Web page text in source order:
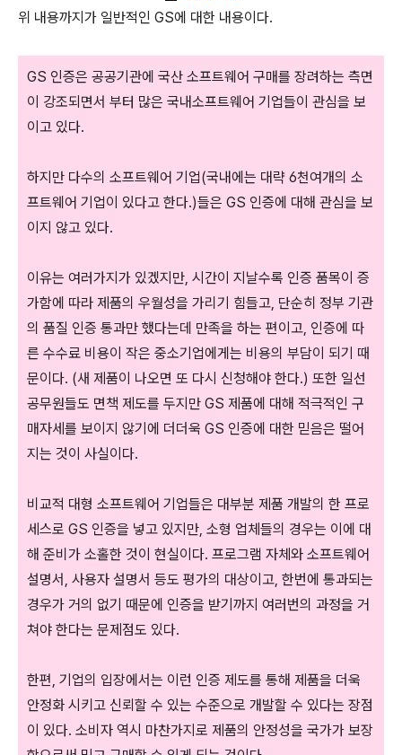
위 내용까지가 일반적인 GS에 대한 내용이다.
GS 인증은 공공기관에 국산 소프트웨어 구매를 장려하는 측면
이 강조되면서 부터 많은 국내소프트웨어 기업들이 관심을 보
이고 있다.
하지만 다수의 소프트웨어 기업(국내에는 대략 6천여개의 소
프트웨어 기업이 있다고 한다.)들은 GS 인증에 대해 관심을 보
이지 않고 있다.
이유는 여러가지가 있겠지만, 시간이 지날수록 인증 품목이 증
가함에 따라 제품의 우월성을 가리기 힘들고, 단순히 정부 기관
의 품질 인증 통과만 했다는데 만족을 하는 편이고, 인증에 따
른 수수료 비용이 작은 중소기업에게는 비용의 부담이 되기 때
문이다. (새 제품이 나오면 또 다시 신청해야 한다.) 또한 일선
공무원들도 면책 제도를 두지만 GS 제품에 대해 적극적인 구
매자세를 보이지 않기에 더더욱 GS 인증에 대한 믿음은 떨어
지는 것이 사실이다.
비교적 대형 소프트웨어 기업들은 대부분 제품 개발의 한 프로
세스로 GS 인증을 넣고 있지만, 소형 업체들의 경우는 이에 대
해 준비가 소홀한 것이 현실이다. 프로그램 자체와 소프트웨어
설명서, 사용자 설명서 등도 평가의 대상이고, 한번에 통과되는
경우가 거의 없기 때문에 인증을 받기까지 여러번의 과정을 거
쳐야 한다는 문제점도 있다.
한편, 기업의 입장에서는 이런 인증 제도를 통해 제품을 더욱
안정화 시키고 신뢰할 수 있는 수준으로 개발할 수 있다는 장점
이 있다. 소비자 역시 마찬가지로 제품의 안정성을 국가가 보장